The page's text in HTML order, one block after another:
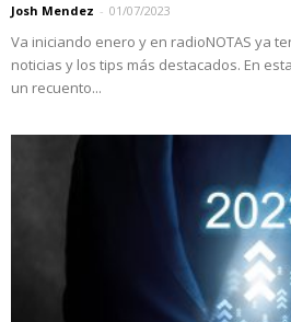
Josh Mendez - 01/07/2023
Va iniciando enero y en radioNOTAS ya
noticias y los tips más destacados. En
un recuento...